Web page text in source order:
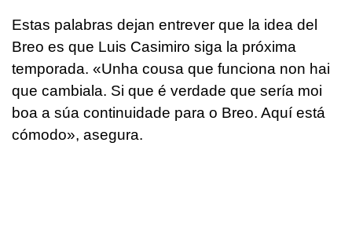
Estas palabras dejan entrever que la idea del
Breo es que Luis Casimiro siga la próxima
temporada. «Unha cousa que funciona non hai
que cambiala. Si que é verdade que sería moi
boa a súa continuidade para o Breo. Aquí está
cómodo», asegura.